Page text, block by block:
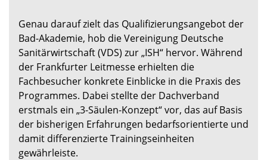
Genau darauf zielt das Qualifizierungsangebot der
Bad-Akademie, hob die Vereinigung Deutsche
Sanitärwirtschaft (VDS) zur „ISH“ hervor. Während
der Frankfurter Leitmesse erhielten die
Fachbesucher konkrete Einblicke in die Praxis des
Programmes. Dabei stellte der Dachverband
erstmals ein „3-Säulen-Konzept“ vor, das auf Basis
der bisherigen Erfahrungen bedarfsorientierte und
damit differenzierte Trainingseinheiten
gewährleiste.